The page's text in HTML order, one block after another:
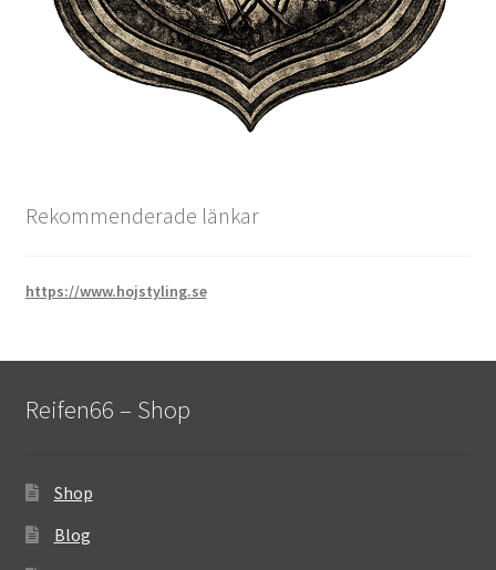
Rekommenderade länkar
https://www.hojstyling.se
Reifen66 – Shop
Shop
Blog